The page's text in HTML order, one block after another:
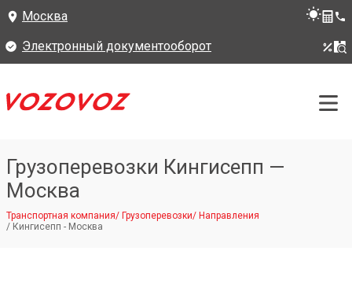
Москва
Электронный документооборот
Грузоперевозки Кингисепп —
Москва
Транспортная компания/ Грузоперевозки/ Направления
/ Кингисепп - Москва